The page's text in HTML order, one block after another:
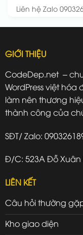
Liên hệ Zalo
GIỚI THIỆU
CodeDep.net –
WordPress việt
làm nên thương
thành công của
SĐT/ Zalo:
Đ/C: 523A Đỗ Xuân
LIÊN KẾT
Câu hỏi thường
Kho giao diện